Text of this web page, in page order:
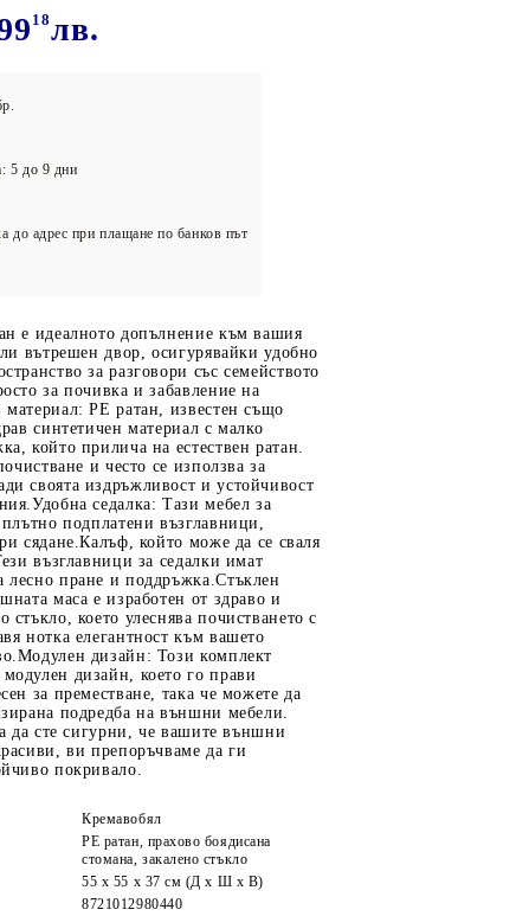
18лв.
5 до 9 дни
до адрес при плащане по банков път
е идеалното допълнение към вашия
вътрешен двор, осигурявайки удобно
за разговори със семейството
за почивка и забавление на
PE ратан, известен също
синтетичен материал с малко
който прилича на естествен ратан.
и често се използва за
своята издръжливост и устойчивост
седалка: Тази мебел за
подплатени възглавници,
сядане.Калъф, който може да се сваля
възглавници за седалки имат
пране и поддръжка.Стъклен
маса е изработен от здраво и
стъкло, което улеснява почистването с
нотка елегантност към вашето
дизайн: Този комплект
дизайн, което го прави
за преместване, така че можете да
подредба на външни мебели.
да сте сигурни, че вашите външни
ви препоръчваме да ги
покривало.
Кремавобял
PE ратан, прахово боядисана
стомана, закалено стъкло
55 x 55 x 37 см (Д x Ш x В)
8721012980440